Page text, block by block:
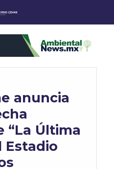
anuncia
“La Última
Estadio